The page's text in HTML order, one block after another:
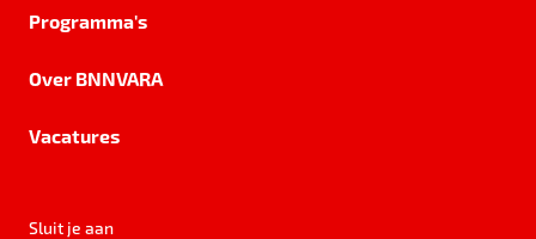
Programma's
Over BNNVARA
Vacatures
Sluit je aan